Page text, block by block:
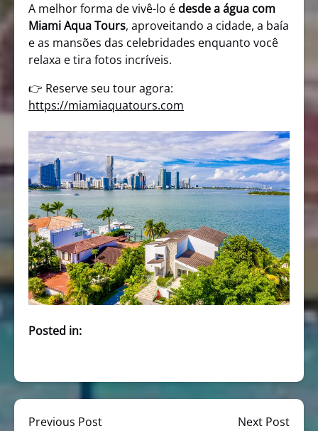
A melhor forma de vivê-lo é desde a água com
Miami Aqua Tours, aproveitando a cidade, a baía
e as mansões das celebridades enquanto você
relaxa e tira fotos incríveis.
👉 Reserve seu tour agora:
https://miamiaquatours.com
Posted in:
Previous Post Next Post